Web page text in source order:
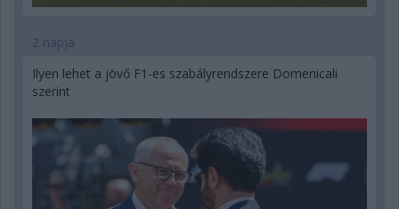
2 napja
Ilyen lehet a jövő F1-es szabályrendszere Domenicali
szerint